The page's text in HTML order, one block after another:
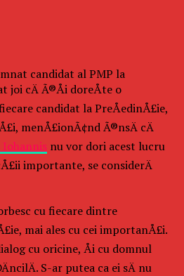
candidat al PMP la
cÄ Ã®Åi doreÅte o
candidat la PreÅedinÅ£ie,
menÅ£ionÃ¢nd Ã®nsÄ cÄ
Iohannis nu vor dori acest lucru
importante, se considerÄ
cu fiecare dintre
mai ales cu cei importanÅ£i.
cu oricine, Åi cu domnul
S-ar putea ca ei sÄ nu